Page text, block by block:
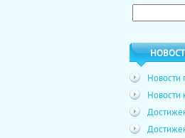
Новости
Новости